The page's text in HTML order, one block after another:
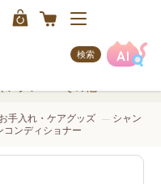
検索
お手入れ・ケアグッズ
シャン
コンディショナー